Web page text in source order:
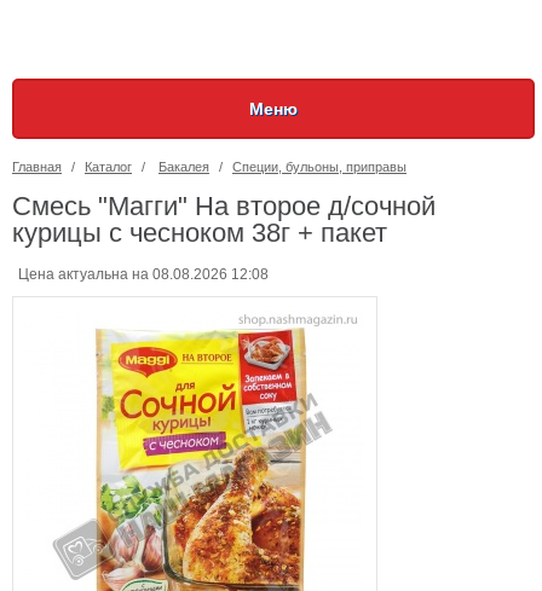
Меню
Главная / Каталог / Бакалея / Специи, бульоны, приправы
Смесь "Магги" На второе д/сочной
курицы с чесноком 38г + пакет
Цена актуальна на 08.08.2026 12:08